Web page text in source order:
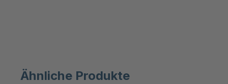
Ähnliche Produkte